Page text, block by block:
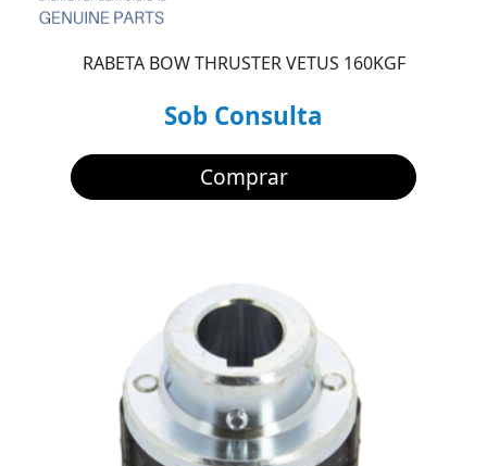
RABETA BOW THRUSTER VETUS 160KGF
Sob Consulta
Comprar